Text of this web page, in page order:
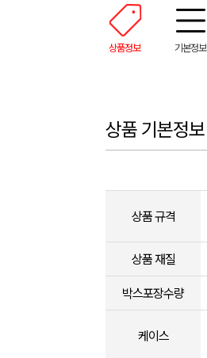
상품정보 기본정보
상품 기본정보
상품 규격
상품 재질
박스포장수량
케이스